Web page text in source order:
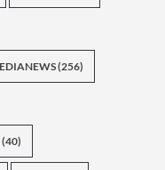
(256)
(40)